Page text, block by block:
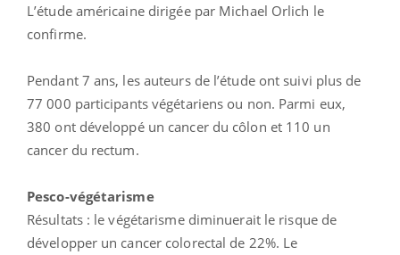
L’étude américaine dirigée par Michael Orlich le
confirme.
Pendant 7 ans, les auteurs de l’étude ont suivi plus de
77 000 participants végétariens ou non. Parmi eux,
380 ont développé un cancer du côlon et 110 un
cancer du rectum.
Pesco-végétarisme
Résultats : le végétarisme diminuerait le risque de
développer un cancer colorectal de 22%. Le